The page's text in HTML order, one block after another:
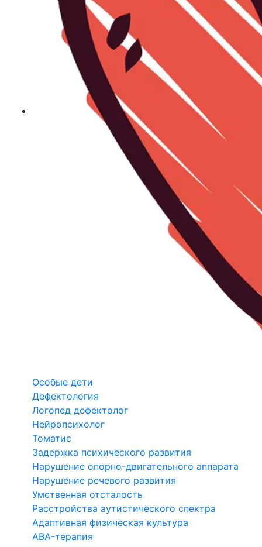
Особые дети
Дефектология
Логопед дефектолог
Нейропсихолог
Томатис
Задержка психического развития
Нарушение опорно-двигательного аппарата
Нарушение речевого развития
Умственная отсталость
Расстройства аутистического спектра
Адаптивная физическая культура
ABA-терапия